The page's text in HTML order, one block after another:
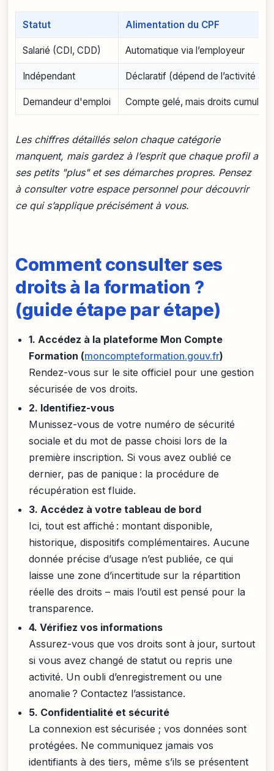
Statut Alimentation du CPF
Salarié (CDI, CDD) Automatique via l’employeur
Indépendant Déclaratif (dépend de l’activité
Demandeur d'emploi Compte gelé, mais droits cumulés
Les chiffres détaillés selon chaque catégorie
manquent, mais gardez à l’esprit que chaque profil a
ses petits "plus" et ses démarches propres. Pensez
à consulter votre espace personnel pour découvrir
ce qui s’applique précisément à vous.
Comment consulter ses
droits à la formation ?
(guide étape par étape)
1. Accédez à la plateforme Mon Compte
Formation (moncompteformation.gouv.fr)
Rendez-vous sur le site officiel pour une gestion
sécurisée de vos droits.
2. Identifiez-vous
Munissez-vous de votre numéro de sécurité
sociale et du mot de passe choisi lors de la
première inscription. Si vous avez oublié ce
dernier, pas de panique : la procédure de
récupération est fluide.
3. Accédez à votre tableau de bord
Ici, tout est affiché : montant disponible,
historique, dispositifs complémentaires. Aucune
donnée précise d’usage n’est publiée, ce qui
laisse une zone d’incertitude sur la répartition
réelle des droits – mais l’outil est pensé pour la
transparence.
4. Vérifiez vos informations
Assurez-vous que vos droits sont à jour, surtout
si vous avez changé de statut ou repris une
activité. Un oubli d’enregistrement ou une
anomalie ? Contactez l’assistance.
5. Confidentialité et sécurité
La connexion est sécurisée ; vos données sont
protégées. Ne communiquez jamais vos
identifiants à des tiers, même s’ils se présentent